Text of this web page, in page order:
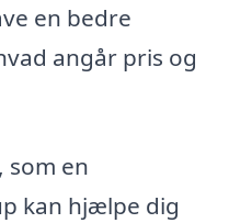
en bedre
angår pris og
som en
kan hjælpe dig